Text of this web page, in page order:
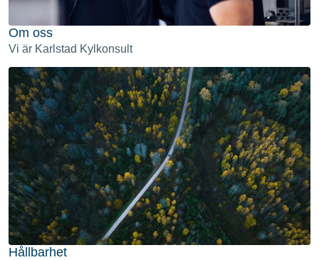
Om oss
Vi är Karlstad Kylkonsult
Hållbarhet